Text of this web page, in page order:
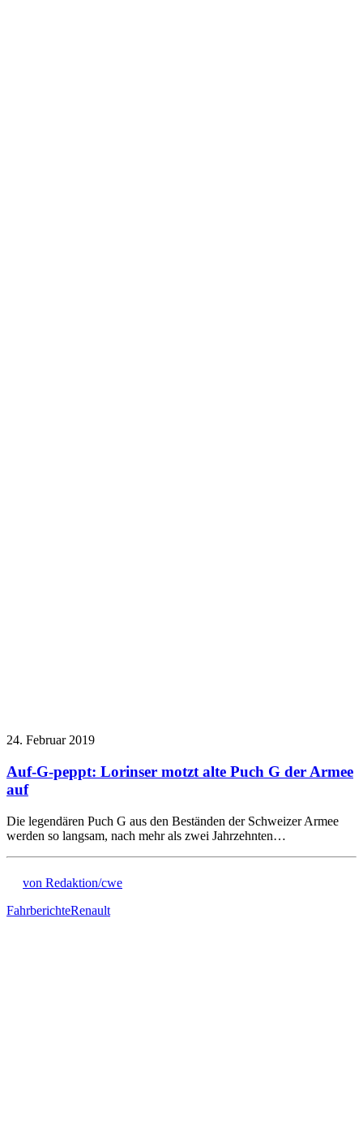
24. Februar 2019
Auf-G-peppt: Lorinser motzt alte Puch G der Armee
auf
Die legendären Puch G aus den Beständen der Schweizer Armee
werden so langsam, nach mehr als zwei Jahrzehnten…
von Redaktion/cwe
FahrberichteRenault